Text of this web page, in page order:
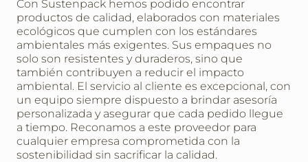
Con Sustenpack hemos podido encontrar
productos de calidad, elaborados con materiales
ecológicos que cumplen con los estándares
ambientales más exigentes. Sus empaques no
solo son resistentes y duraderos, sino que
también contribuyen a reducir el impacto
ambiental. El servicio al cliente es excepcional, con
un equipo siempre dispuesto a brindar asesoría
personalizada y asegurar que cada pedido llegue
a tiempo. Reconamos a este proveedor para
cualquier empresa comprometida con la
sostenibilidad sin sacrificar la calidad.